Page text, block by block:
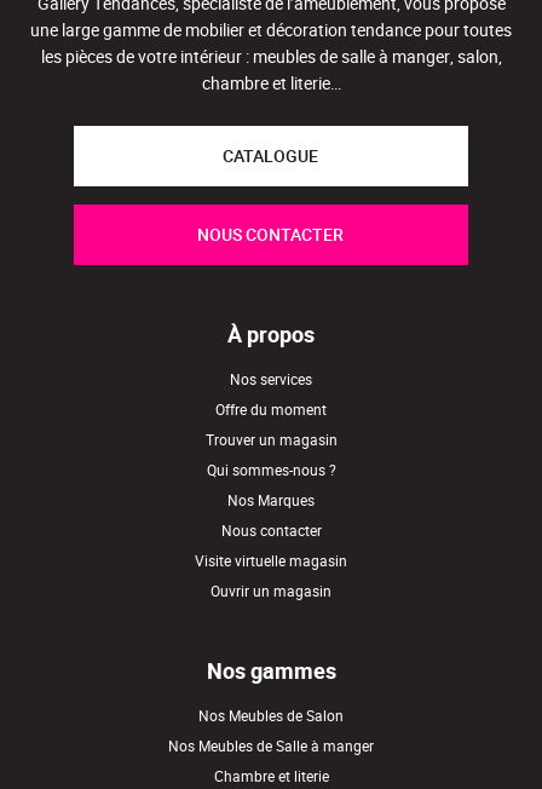
une large gamme de mobilier et décoration tendance pour toutes
les pièces de votre intérieur : meubles de salle à manger, salon,
chambre et literie…
CATALOGUE
NOUS CONTACTER
À propos
Nos services
Offre du moment
Trouver un magasin
Qui sommes-nous ?
Nos Marques
Nous contacter
Visite virtuelle magasin
Ouvrir un magasin
Nos gammes
Nos Meubles de Salon
Nos Meubles de Salle à manger
Chambre et literie